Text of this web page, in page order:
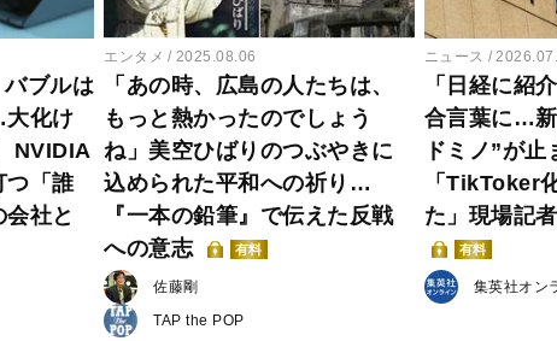
ブルは
化け
NVIDIA
つ「誰
社と
エンタメ 2025.08.06
「あの時、広島の人たちは、
もっと熱かったのでしょう
ね」美空ひばりのつぶやきに
込められた平和への祈り…
『一本の鉛筆』で伝えた反戦
への意志
有料
佐藤剛
TAP the POP
ニュース
「日経に紹
合言葉に…
ドミノ”が
「TikToker
た」現場記
有料
集英社オン